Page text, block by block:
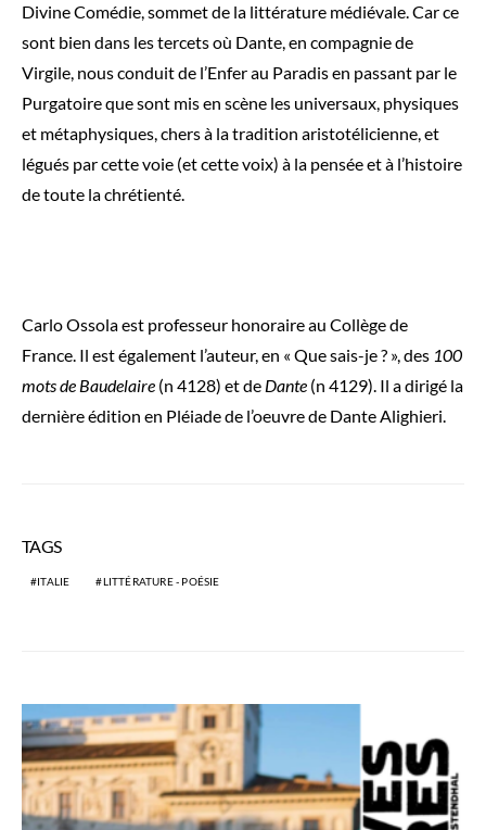
Divine Comédie, sommet de la littérature médiévale. Car ce
sont bien dans les tercets où Dante, en compagnie de
Virgile, nous conduit de l’Enfer au Paradis en passant par le
Purgatoire que sont mis en scène les universaux, physiques
et métaphysiques, chers à la tradition aristotélicienne, et
légués par cette voie (et cette voix) à la pensée et à l’histoire
de toute la chrétienté.
Carlo Ossola est professeur honoraire au Collège de
France. Il est également l’auteur, en « Que sais-je ? », des 100
mots de Baudelaire (n 4128) et de Dante (n 4129). Il a dirigé la
dernière édition en Pléiade de l’oeuvre de Dante Alighieri.
TAGS
ITALIE LITTÉRATURE - POÉSIE